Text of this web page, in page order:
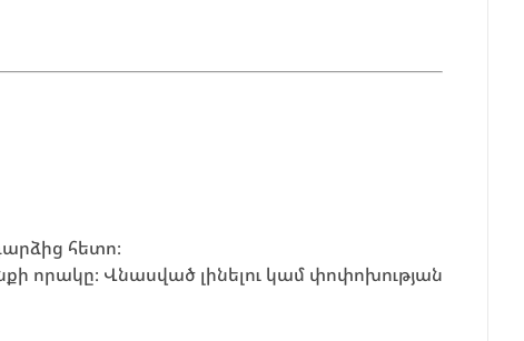
հետո։
որակը։ Վնասված լինելու կամ փոփոխության